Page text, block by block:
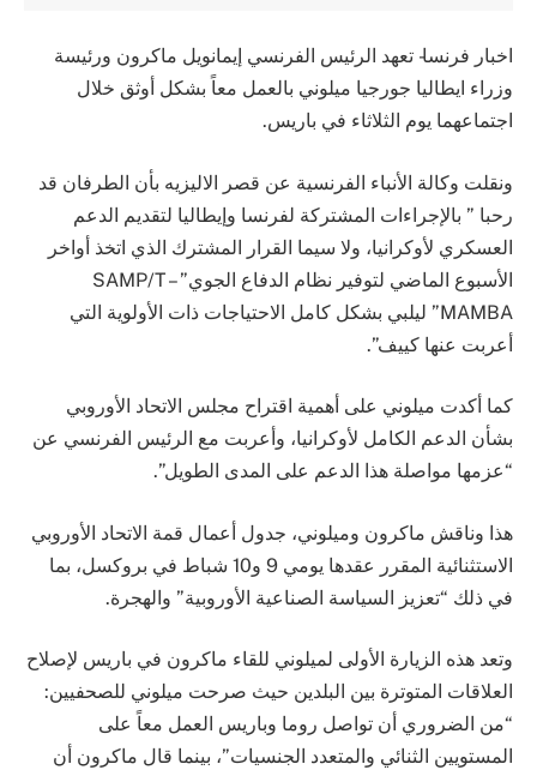
اخبار فرنسا- تعهد الرئيس الفرنسي إيمانويل ماكرون ورئيسة
وزراء ايطاليا جورجيا ميلوني بالعمل معاً بشكل أوثق خلال
اجتماعهما يوم الثلاثاء في باريس.
ونقلت وكالة الأنباء الفرنسية عن قصر الاليزيه بأن الطرفان قد
رحبا ” بالإجراءات المشتركة لفرنسا وإيطاليا لتقديم الدعم
العسكري لأوكرانيا، ولا سيما القرار المشترك الذي اتخذ أواخر
الأسبوع الماضي لتوفير نظام الدفاع الجوي” SAMP/T –
MAMBA” ليلبي بشكل كامل الاحتياجات ذات الأولوية التي
أعربت عنها كييف”.
كما أكدت ميلوني على أهمية اقتراح مجلس الاتحاد الأوروبي
بشأن الدعم الكامل لأوكرانيا، وأعربت مع الرئيس الفرنسي عن
“عزمها مواصلة هذا الدعم على المدى الطويل”.
هذا وناقش ماكرون وميلوني، جدول أعمال قمة الاتحاد الأوروبي
الاستثنائية المقرر عقدها يومي 9 و10 شباط في بروكسل، بما
في ذلك “تعزيز السياسة الصناعية الأوروبية” والهجرة.
وتعد هذه الزيارة الأولى لميلوني للقاء ماكرون في باريس لإصلاح
العلاقات المتوترة بين البلدين حيث صرحت ميلوني للصحفيين:
“من الضروري أن تواصل روما وباريس العمل معاً على
المستويين الثنائي والمتعدد الجنسيات”، بينما قال ماكرون أن